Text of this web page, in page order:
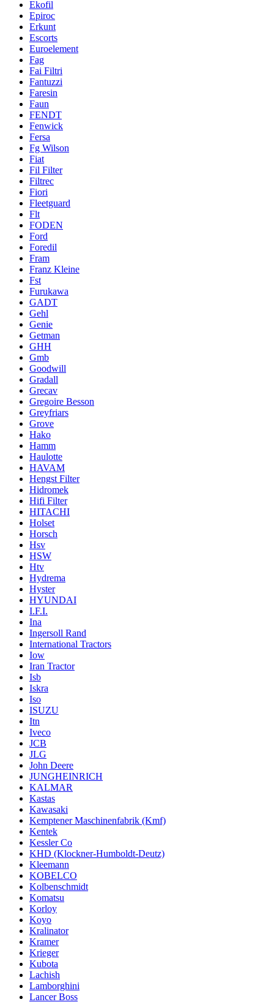
Ekofil
Epiroc
Erkunt
Escorts
Euroelement
Fag
Fai Filtri
Fantuzzi
Faresin
Faun
FENDT
Fenwick
Fersa
Fg Wilson
Fiat
Fil Filter
Filtrec
Fiori
Fleetguard
Flt
FODEN
Ford
Foredil
Fram
Franz Kleine
Fst
Furukawa
GADT
Gehl
Genie
Getman
GHH
Gmb
Goodwill
Gradall
Grecav
Gregoire Besson
Greyfriars
Grove
Hako
Hamm
Haulotte
HAVAM
Hengst Filter
Hidromek
Hifi Filter
HITACHI
Holset
Horsch
Hsv
HSW
Htv
Hydrema
Hyster
HYUNDAI
I.F.I.
Ina
Ingersoll Rand
International Tractors
Iow
Iran Tractor
Isb
Iskra
Iso
ISUZU
Itn
Iveco
JCB
JLG
John Deere
JUNGHEINRICH
KALMAR
Kastas
Kawasaki
Kemptener Maschinenfabrik (Kmf)
Kentek
Kessler Co
KHD (Klockner-Humboldt-Deutz)
Kleemann
KOBELCO
Kolbenschmidt
Komatsu
Korloy
Koyo
Kralinator
Kramer
Krieger
Kubota
Lachish
Lamborghini
Lancer Boss